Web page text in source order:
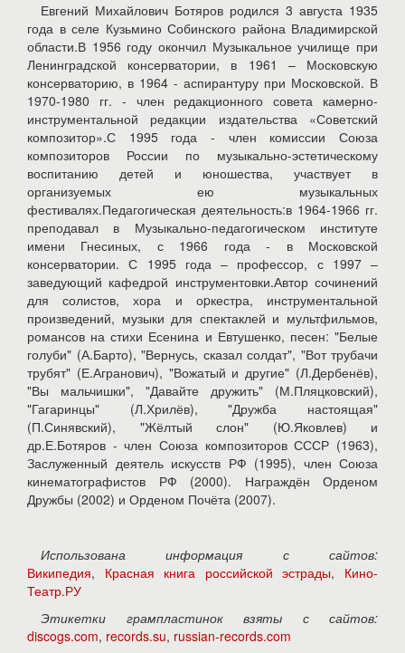
Евгений Михайлович Ботяров родился 3 августа 1935
года в селе Кузьмино Собинского района Владимирской
области.В 1956 году окончил Музыкальное училище при
Ленинградской консерватории, в 1961 – Московскую
консерваторию, в 1964 - аспирантуру при Московской. В
1970-1980 гг. - член редакционного совета камерно-
инструментальной редакции издательства «Советский
композитор».С 1995 года - член комиссии Союза
композиторов России по музыкально-эстетическому
воспитанию детей и юношества, участвует в
организуемых ею музыкальных
фестивалях.Педагогическая деятельность:в 1964-1966 гг.
преподавал в Музыкально-педагогическом институте
имени Гнесиных, с 1966 года - в Московской
консерватории. С 1995 года – профессор, с 1997 –
заведующий кафедрой инструментовки.Автор сочинений
для солистов, хора и оpкестра, инструментальной
произведений, музыки для спектаклей и мультфильмов,
романсов на стихи Есенина и Евтушенко, песен: "Белые
голуби" (А.Барто), "Вернусь, сказал солдат", "Вот трубачи
трубят" (Е.Агранович), "Вожатый и другие" (Л.Дербенёв),
"Вы мальчишки", "Давайте дружить" (М.Пляцковский),
"Гагаринцы" (Л.Хрилёв), "Дружба настоящая"
(П.Синявский), "Жёлтый слон" (Ю.Яковлев) и
др.Е.Ботяров - член Союза композиторов СССР (1963),
Заслуженный деятель искусств РФ (1995), член Союза
кинематографистов РФ (2000). Награждён Орденом
Дружбы (2002) и Орденом Почёта (2007).
Использована информация с сайтов:
Википедия, Красная книга российской эстрады, Кино-
Театр.РУ
Этикетки грампластинок взяты с сайтов:
discogs.com, records.su, russian-records.com